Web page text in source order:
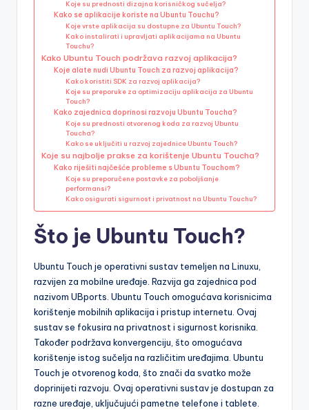
Koje su prednosti dizajna korisničkog sučelja?
Kako se aplikacije koriste na Ubuntu Touchu?
Koje vrste aplikacija su dostupne za Ubuntu Touch?
Kako instalirati i upravljati aplikacijama na Ubuntu
Touchu?
Kako Ubuntu Touch podržava razvoj aplikacija?
Koje alate nudi Ubuntu Touch za razvoj aplikacija?
Kako koristiti SDK za razvoj aplikacija?
Koje su preporuke za optimizaciju aplikacija za Ubuntu
Touch?
Kako zajednica doprinosi razvoju Ubuntu Toucha?
Koje su prednosti otvorenog koda za razvoj Ubuntu
Toucha?
Kako se uključiti u razvoj zajednice Ubuntu Touch?
Koje su najbolje prakse za korištenje Ubuntu Toucha?
Kako riješiti najčešće probleme s Ubuntu Touchom?
Koje su preporučene postavke za poboljšanje
performansi?
Kako osigurati sigurnost i privatnost na Ubuntu Touchu?
Što je Ubuntu Touch?
Ubuntu Touch je operativni sustav temeljen na Linuxu,
razvijen za mobilne uređaje. Razvija ga zajednica pod
nazivom UBports. Ubuntu Touch omogućava korisnicima
korištenje mobilnih aplikacija i pristup internetu. Ovaj
sustav se fokusira na privatnost i sigurnost korisnika.
Također podržava konvergenciju, što omogućava
korištenje istog sučelja na različitim uređajima. Ubuntu
Touch je otvorenog koda, što znači da svatko može
doprinijeti razvoju. Ovaj operativni sustav je dostupan za
razne uređaje, uključujući pametne telefone i tablete.